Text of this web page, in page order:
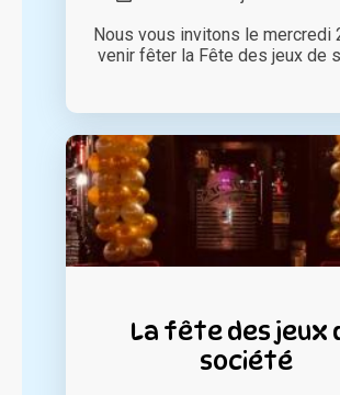
Nous vous invitons le mercredi
venir fêter la Fête des jeux de
La fête des jeux
société